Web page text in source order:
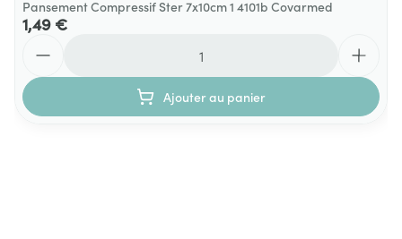
Pansement Compressif Ster 7x10cm 1 4101b Covarmed
1,49 €
Ajouter au panier